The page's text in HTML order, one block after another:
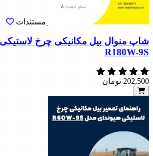
مستندات
شاپ منوال بیل مکانیکی چرخ
R180W-9S
202,500 تومان